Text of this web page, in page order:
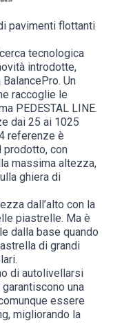
pavimenti flottanti
tecnologica
introdotte,
Un
raccoglie le
PEDESTAL LINE.
dai 25 ai 1025
referenze è
prodotto, con
massima altezza,
ghiera di
dall’alto con la
piastrelle. Ma è
dalla base quando
di grandi
di autolivellarsi
una
essere
migliorando la